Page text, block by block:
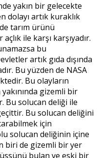
yakın bir gelecekte
dolayı artık kuraklık
tarım ürünü
ile karşı karşıyadır.
bu
artık gıda dışında
Bu yüzden de NASA
Bu olayların
gizemli bir
Bu solucan deliği ile
Bu solucan deliğini
için
solucan deliğinin içine
biri de gizemli bir yer
bulan ve eski bir